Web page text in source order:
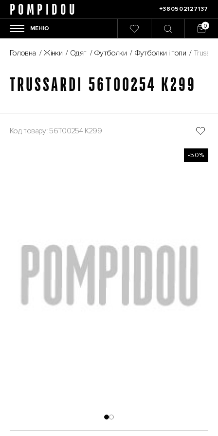
POMPIDOU +380502127137
МЕНЮ
Головна / Жінки / Одяг / Футболки / Футболки і топи /
TRUSSARDI 56T00254 K299
Код товару: 56T00254 K299
-50%